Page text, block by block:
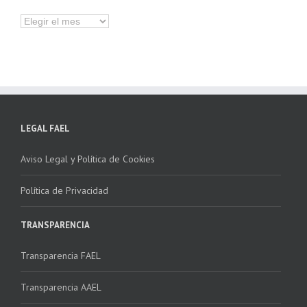
Hemeroteca
LEGAL FAEL
Aviso Legal y Política de Cookies
Política de Privacidad
TRANSPARENCIA
Transparencia FAEL
Transparencia AAEL